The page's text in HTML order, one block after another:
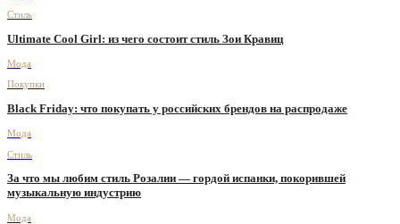
Стиль
Ultimate Cool Girl: из чего состоит стиль Зои Кравиц
Мода
Покупки
Black Friday: что покупать у российских брендов на распродаже
Мода
Стиль
За что мы любим стиль Розалии — гордой испанки, покорившей
музыкальную индустрию
Мода